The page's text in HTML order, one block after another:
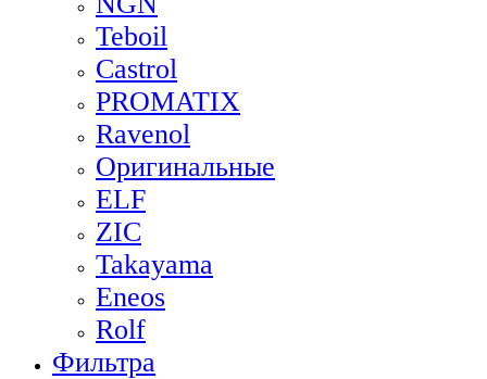
Teboil
Castrol
PROMATIX
Ravenol
Оригинальные
ELF
ZIC
Takayama
Eneos
Rolf
Фильтра